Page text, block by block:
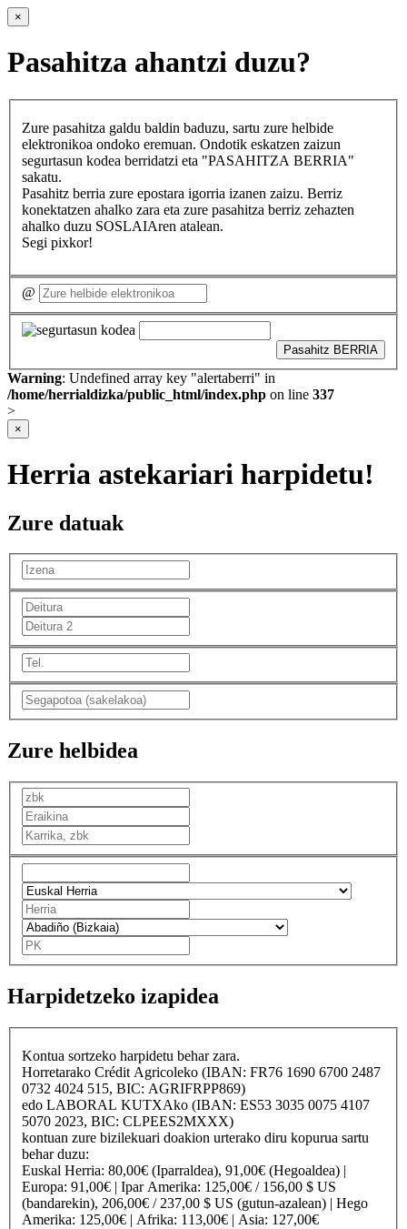
×
Pasahitza ahantzi duzu?
Zure pasahitza galdu baldin baduzu, sartu zure helbide
elektronikoa ondoko eremuan. Ondotik eskatzen zaizun
segurtasun kodea berridatzi eta "PASAHITZA BERRIA"
sakatu.
Pasahitz berria zure epostara igorria izanen zaizu. Berriz
konektatzen ahalko zara eta zure pasahitza berriz zehazten
ahalko duzu SOSLAIAren atalean.
Segi pixkor!
@
Pasahitz BERRIA
Warning: Undefined array key "alertaberri" in
/home/herrialdizka/public_html/index.php on line 337
>
×
Herria astekariari harpidetu!
Zure datuak
Zure helbidea
Harpidetzeko izapidea
Kontua sortzeko harpidetu behar zara.
Horretarako Crédit Agricoleko (IBAN: FR76 1690 6700 2487
0732 4024 515, BIC: AGRIFRPP869)
edo LABORAL KUTXAko (IBAN: ES53 3035 0075 4107
5070 2023, BIC: CLPEES2MXXX)
kontuan zure bizilekuari doakion urterako diru kopurua sartu
behar duzu:
Euskal Herria: 80,00€ (Iparraldea), 91,00€ (Hegoaldea) |
Europa: 91,00€ | Ipar Amerika: 125,00€ / 156,00 $ US
(bandarekin), 206,00€ / 237,00 $ US (gutun-azalean) | Hego
Amerika: 125,00€ | Afrika: 113,00€ | Asia: 127,00€